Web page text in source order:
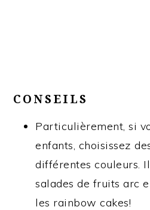
CONSEILS
Particulièrement, si
enfants, choisissez
différentes couleurs.
salades de fruits arc
les rainbow cakes!